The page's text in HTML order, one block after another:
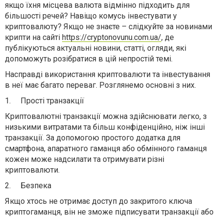
якщо їхня місцева валюта відмінно підходить для
більшості речей? Навіщо комусь інвестувати у
криптовалюту? Якщо не знаєте – слідкуйте за новинами
крипти на сайті https://cryptonovunu.com.ua/, де
публікуються актуальні новини, статті, огляди, які
допоможуть розібратися в цій непростій темі.
Насправді використання криптовалюти та інвестування
в неї має багато переваг. Розглянемо основні з них.
1.
Прості транзакції
Криптовалютні транзакції можна здійснювати легко, з
низькими витратами та більш конфіденційно, ніж інші
транзакції. За допомогою простого додатка для
смартфона, апаратного гаманця або обмінного гаманця
кожен може надсилати та отримувати різні
криптовалюти.
2.
Безпека
Якщо хтось не отримає доступ до закритого ключа
криптогаманця, він не зможе підписувати транзакції або